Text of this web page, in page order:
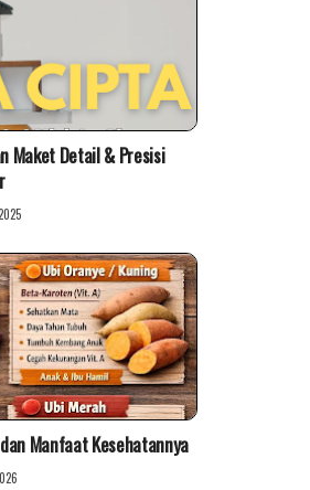
Maket Detail & Presisi
Manfaat Kesehatannya